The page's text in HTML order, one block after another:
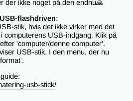
der ikke noget på den endnu🙏
flashdriven:
stik, hvis det ikke virker med det
USB-indgang. Klik på
'computer/denne computer'.
USB-stik. I den menu, der nu
usb-stick/